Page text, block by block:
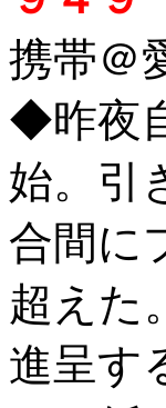
携帯＠
◆昨夜
始。引
合間に
超えた
進呈す